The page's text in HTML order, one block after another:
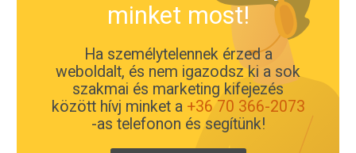
minket most!
Ha személytelennek érzed a
weboldalt, és nem igazodsz ki a sok
szakmai és marketing kifejezés
között hívj minket a +36 70 366-2073
-as telefonon és segítünk!